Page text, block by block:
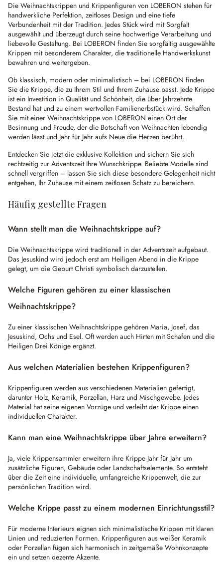
Die Weihnachtskrippen und Krippenfiguren von LOBERON stehen für
handwerkliche Perfektion, zeitloses Design und eine tiefe
Verbundenheit mit der Tradition. Jedes Stück wird mit Sorgfalt
ausgewählt und überzeugt durch seine hochwertige Verarbeitung und
liebevolle Gestaltung. Bei LOBERON finden Sie sorgfältig ausgewählte
Krippen mit besonderem Charakter, die traditionelle Handwerkskunst
bewahren und weitergeben.
Ob klassisch, modern oder minimalistisch – bei LOBERON finden
Sie die Krippe, die zu Ihrem Stil und Ihrem Zuhause passt. Jede Krippe
ist ein Investition in Qualität und Schönheit, die über Jahrzehnte
Bestand hat und zu einem wertvollen Familienerbstück wird. Schaffen
Sie mit einer Weihnachtskrippe von LOBERON einen Ort der
Besinnung und Freude, der die Botschaft von Weihnachten lebendig
werden lässt und Jahr für Jahr aufs Neue die Herzen berührt.
Entdecken Sie jetzt die exklusive Kollektion und sichern Sie sich
rechtzeitig zur Adventszeit Ihre Wunschkrippe. Beliebte Modelle sind
schnell vergriffen – lassen Sie sich diese besondere Gelegenheit nicht
entgehen, Ihr Zuhause mit einem zeitlosen Schatz zu bereichern.
Häufig gestellte Fragen
Wann stellt man die Weihnachtskrippe auf?
Die Weihnachtskrippe wird traditionell in der Adventszeit aufgebaut.
Das Jesuskind wird jedoch erst am Heiligen Abend in die Krippe
gelegt, um die Geburt Christi symbolisch darzustellen.
Welche Figuren gehören zu einer klassischen
Weihnachtskrippe?
Zu einer klassischen Weihnachtskrippe gehören Maria, Josef, das
Jesuskind, Ochs und Esel. Oft werden auch Hirten mit Schafen und die
Heiligen Drei Könige ergänzt.
Aus welchen Materialien bestehen Krippenfiguren?
Krippenfiguren werden aus verschiedenen Materialien gefertigt,
darunter Holz, Keramik, Porzellan, Harz und Mischgewebe. Jedes
Material hat seine eigenen Vorzüge und verleiht der Krippe einen
individuellen Charakter.
Kann man eine Weihnachtskrippe über Jahre erweitern?
Ja, viele Krippensammler erweitern ihre Krippe Jahr für Jahr um
zusätzliche Figuren, Gebäude oder Landschaftselemente. So entsteht
über die Zeit eine individuelle, umfangreiche Krippenwelt, die zur
persönlichen Tradition wird.
Welche Krippe passt zu einem modernen Einrichtungsstil?
Für moderne Interieurs eignen sich minimalistische Krippen mit klaren
Linien und reduzierten Formen. Krippenfiguren aus weißer Keramik
oder Porzellan fügen sich harmonisch in zeitgemäße Wohnkonzepte
ein und setzen dezente Akzente.